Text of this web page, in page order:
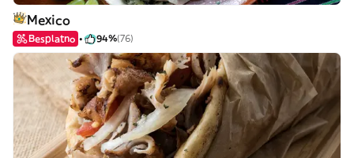
Mexico
Besplatno 94%(76)